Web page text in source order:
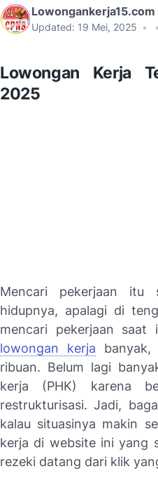
Lowongankerja15.com
Updated: 19 Mei, 2025 • •
Lowongan Kerja
2025
Mencari pekerjaan itu
hidupnya, apalagi di
mencari pekerjaan
lowongan kerja banyak,
ribuan. Belum lagi
kerja (PHK) karena
restrukturisasi. Jadi,
kalau situasinya makin
kerja di website ini yang
rezeki datang dari klik